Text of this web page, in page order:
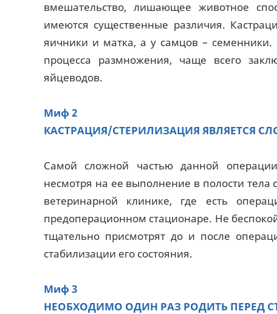
вмешательство, лишающее животное
имеются существенные различия.
яичники и матка, а у самцов – семенники.
процесса размножения, чаще всего
яйцеводов.
Миф 2
КАСТРАЦИЯ/СТЕРИЛИЗАЦИЯ ЯВЛЯЕТСЯ
Самой сложной частью данной
несмотря на ее выполнение в полости
ветеринарной клинике, где есть
предоперационном стационаре. Не
тщательно присмотрят до и после
стабилизации его состояния.
Миф 3
НЕОБХОДИМО ОДИН РАЗ РОДИТЬ ПЕРЕД